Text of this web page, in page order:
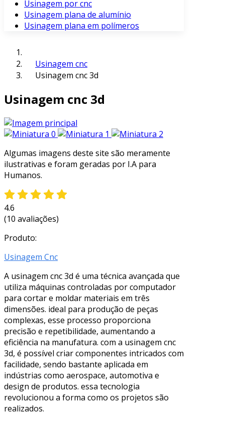
Usinagem por cnc
Usinagem plana de alumínio
Usinagem plana em polímeros
Usinagem cnc
Usinagem cnc 3d
Usinagem cnc 3d
Algumas imagens deste site são meramente
ilustrativas e foram geradas por I.A para
Humanos.
4.6
(10 avaliações)
Produto:
Usinagem Cnc
A usinagem cnc 3d é uma técnica avançada que
utiliza máquinas controladas por computador
para cortar e moldar materiais em três
dimensões. ideal para produção de peças
complexas, esse processo proporciona
precisão e repetibilidade, aumentando a
eficiência na manufatura. com a usinagem cnc
3d, é possível criar componentes intricados com
facilidade, sendo bastante aplicada em
indústrias como aerospace, automotiva e
design de produtos. essa tecnologia
revolucionou a forma como os projetos são
realizados.